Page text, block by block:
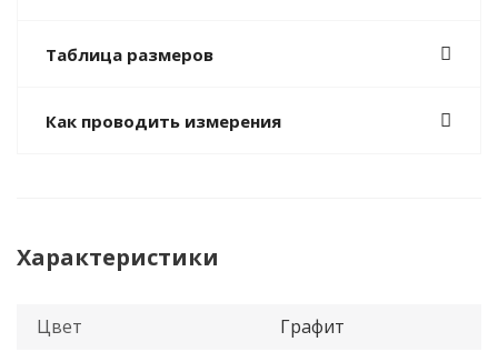
Таблица размеров
Как проводить измерения
Характеристики
Цвет
Графит